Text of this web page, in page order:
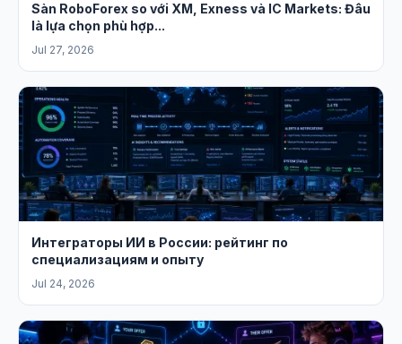
Sàn RoboForex so với XM, Exness và IC Markets: Đâu
là lựa chọn phù hợp...
Jul 27, 2026
Интеграторы ИИ в России: рейтинг по
специализациям и опыту
Jul 24, 2026